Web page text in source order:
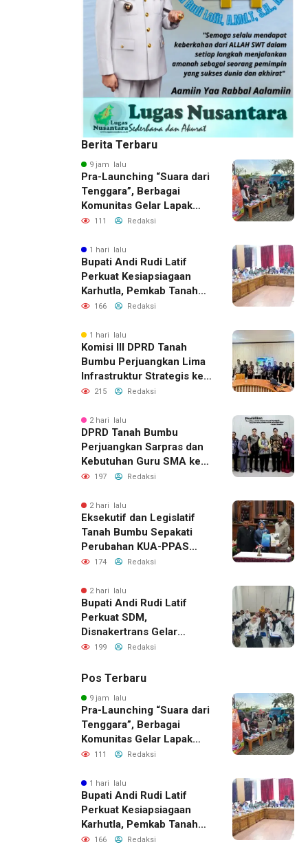
Berita Terbaru
9 jam lalu
Pra-Launching “Suara dari
Tenggara”, Berbagai
Komunitas Gelar Lapak
Baca di Bandara Bersujud
111 Redaksi
1 hari lalu
Bupati Andi Rudi Latif
Perkuat Kesiapsiagaan
Karhutla, Pemkab Tanah
Bumbu Aktifkan Posko
166 Redaksi
1 hari lalu
Komisi III DPRD Tanah
Bumbu Perjuangkan Lima
Infrastruktur Strategis ke
BPJN XI Banjarmasin
215 Redaksi
2 hari lalu
DPRD Tanah Bumbu
Perjuangkan Sarpras dan
Kebutuhan Guru SMA ke
Pemprov Kalsel
197 Redaksi
2 hari lalu
Eksekutif dan Legislatif
Tanah Bumbu Sepakati
Perubahan KUA-PPAS
2026, Perkuat Sinergi
174 Redaksi
2 hari lalu
Bupati Andi Rudi Latif
Perkuat SDM,
Disnakertrans Gelar
Pelatihan Desain Grafis
199 Redaksi
Pos Terbaru
9 jam lalu
Pra-Launching “Suara dari
Tenggara”, Berbagai
Komunitas Gelar Lapak
Baca di Bandara Bersujud
111 Redaksi
1 hari lalu
Bupati Andi Rudi Latif
Perkuat Kesiapsiagaan
Karhutla, Pemkab Tanah
Bumbu Aktifkan Posko
166 Redaksi